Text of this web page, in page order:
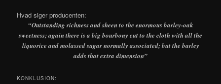
Hvad siger producenten:
“Outstanding richness and sheen to the enormous barley-oak
sweetness; again there is a big bourbony cut to the cloth with all the
liquorice and molassed sugar normally associated; but the barley
adds that extra dimension”
KONKLUSION: